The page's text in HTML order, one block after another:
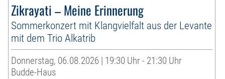
Zikrayati – Meine Erinnerung
Sommerkonzert mit Klangvielfalt aus der Levante
mit dem Trio Alkatrib
Donnerstag, 06.08.2026 | 19:30 Uhr - 21:30 Uhr
Budde-Haus